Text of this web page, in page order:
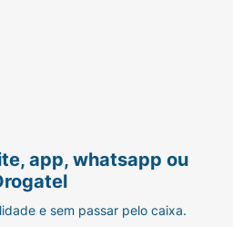
app, whatsapp ou
e sem passar pelo caixa.